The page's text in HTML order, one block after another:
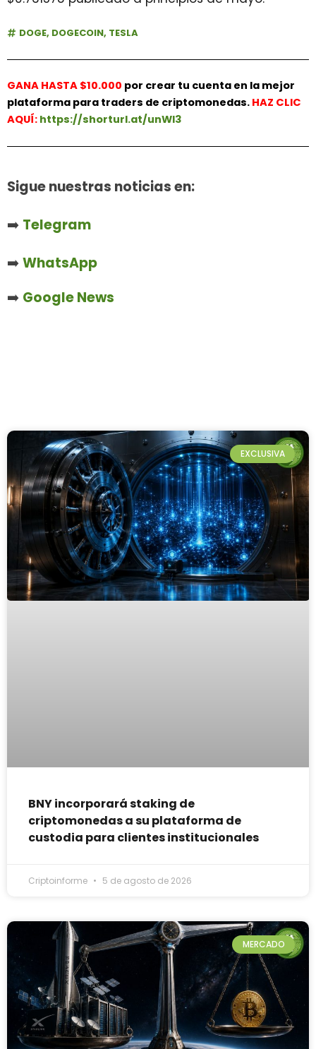
DOGE, DOGECOIN, TESLA
GANA HASTA $10.000 por crear tu cuenta en la mejor
plataforma para traders de criptomonedas. HAZ CLIC
AQUÍ: https://shorturl.at/unWl3
Sigue nuestras noticias en:
➡️ Telegram
➡️WhatsApp
➡️ Google News
EXCLUSIVA
BNY incorporará staking de
criptomonedas a su plataforma de
custodia para clientes institucionales
Criptoinforme 5 de agosto de 2026
MERCADO